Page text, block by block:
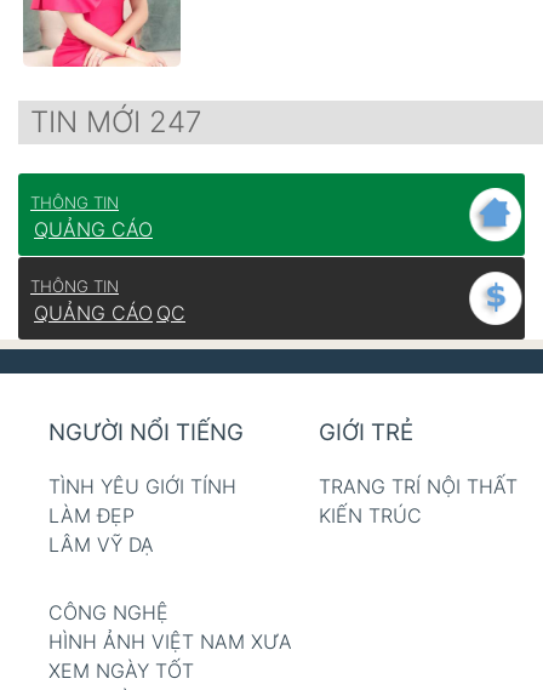
TIN MỚI 247
THÔNG TIN
QUẢNG CÁO
THÔNG TIN
QUẢNG CÁO QC
NGƯỜI NỔI TIẾNG
TÌNH YÊU GIỚI TÍNH
LÀM ĐẸP
LÂM VỸ DẠ
GIỚI TRẺ
TRANG TRÍ NỘI THẤT
KIẾN TRÚC
CÔNG NGHỆ
HÌNH ẢNH VIỆT NAM XƯA
XEM NGÀY TỐT